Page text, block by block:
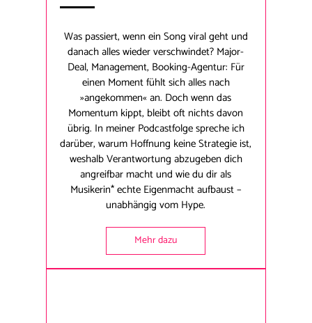
Was passiert, wenn ein Song viral geht und
danach alles wieder verschwindet? Major-
Deal, Management, Booking-Agentur: Für
einen Moment fühlt sich alles nach
»angekommen« an. Doch wenn das
Momentum kippt, bleibt oft nichts davon
übrig. In meiner Podcastfolge spreche ich
darüber, warum Hoffnung keine Strategie ist,
weshalb Verantwortung abzugeben dich
angreifbar macht und wie du dir als
Musikerin* echte Eigenmacht aufbaust –
unabhängig vom Hype.
Mehr dazu